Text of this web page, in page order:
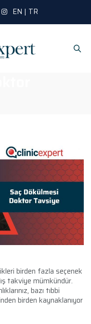
EN | TR
birden fazla seçenek
takviye mümkündür.
bazı tıbbi
birden kaynaklanıyor